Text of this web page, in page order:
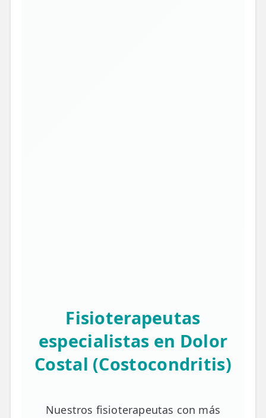
Fisioterapeutas
especialistas en Dolor
Costal (Costocondritis)
Nuestros fisioterapeutas con más